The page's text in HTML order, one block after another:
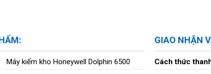
Máy kiểm kho Honeywell Dolphin 6500
GIAO NHẬN
Cách thức